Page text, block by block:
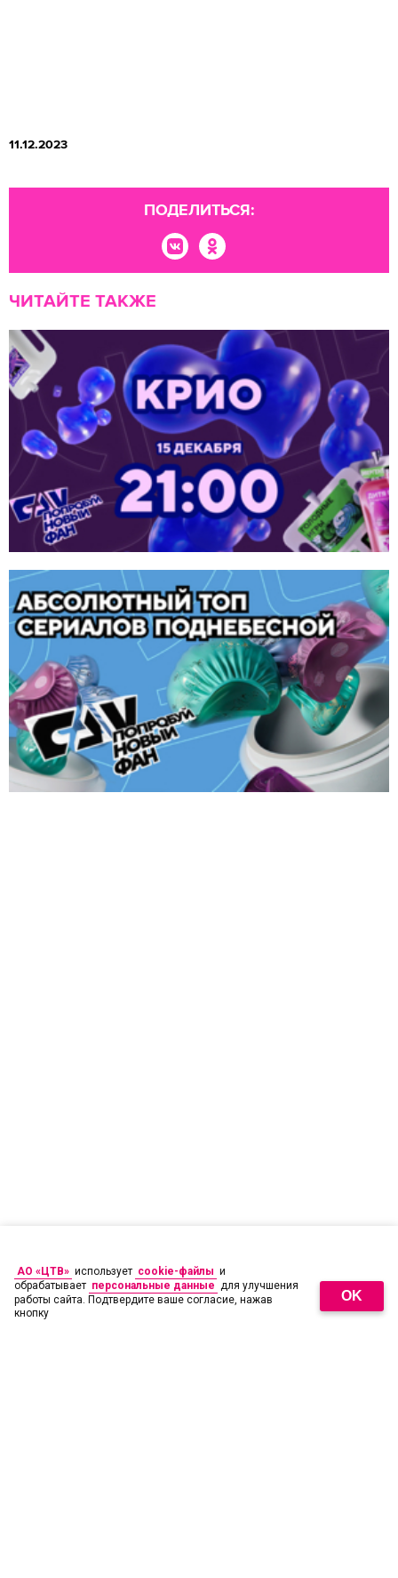
11.12.2023
ПОДЕЛИТЬСЯ:
ЧИТАЙТЕ ТАКЖЕ
АО «ЦТВ» использует cookie-файлы и
обрабатывает персональные данные для улучшения
работы сайта. Подтвердите ваше согласие, нажав
кнопку
OK